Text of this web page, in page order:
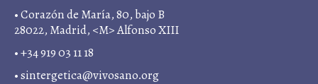
• Corazón de María, 80, bajo B
28022, Madrid, <M> Alfonso XIII
• +34 919 03 11 18
•sintergetica@vivosano.org